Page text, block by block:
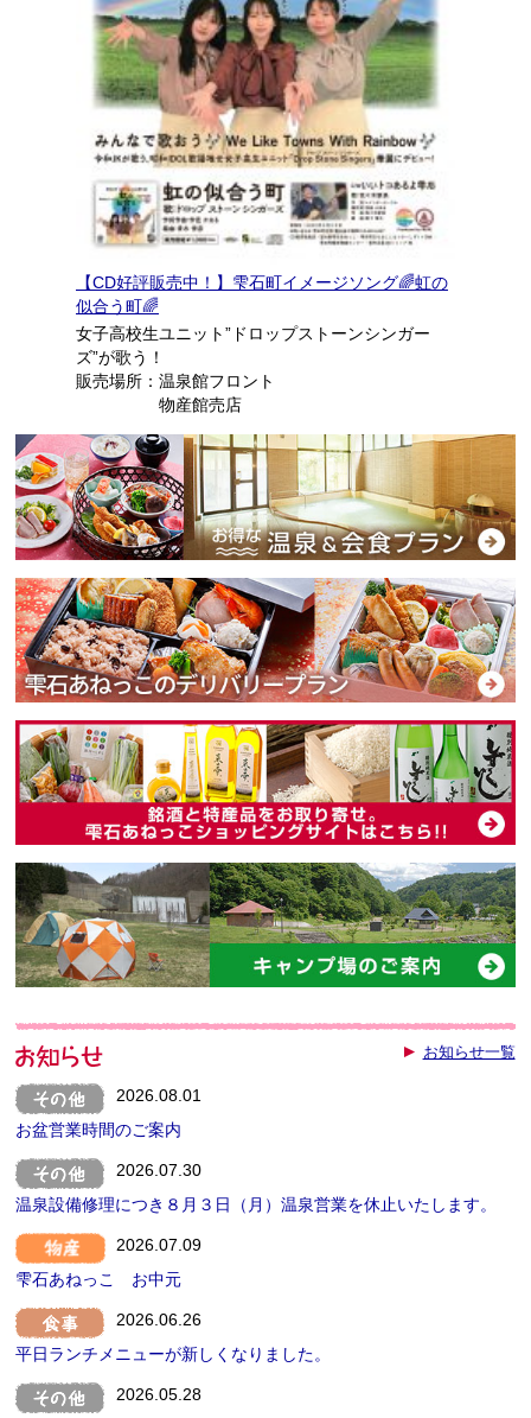
【CD好評販売中！】雫石町イメージソング🌈虹の
似合う町🌈
女子高校生ユニット”ドロップストーンシンガー
ズ”が歌う！
販売場所：温泉館フロント
物産館売店
2026.08.01
お盆営業時間のご案内
2026.07.30
温泉設備修理につき８月３日（月）温泉営業を休止いたします。
2026.07.09
雫石あねっこ お中元
2026.06.26
平日ランチメニューが新しくなりました。
2026.05.28
お知らせ一覧